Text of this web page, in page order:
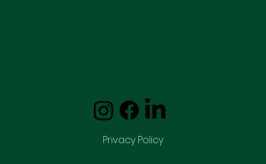
Privacy Policy